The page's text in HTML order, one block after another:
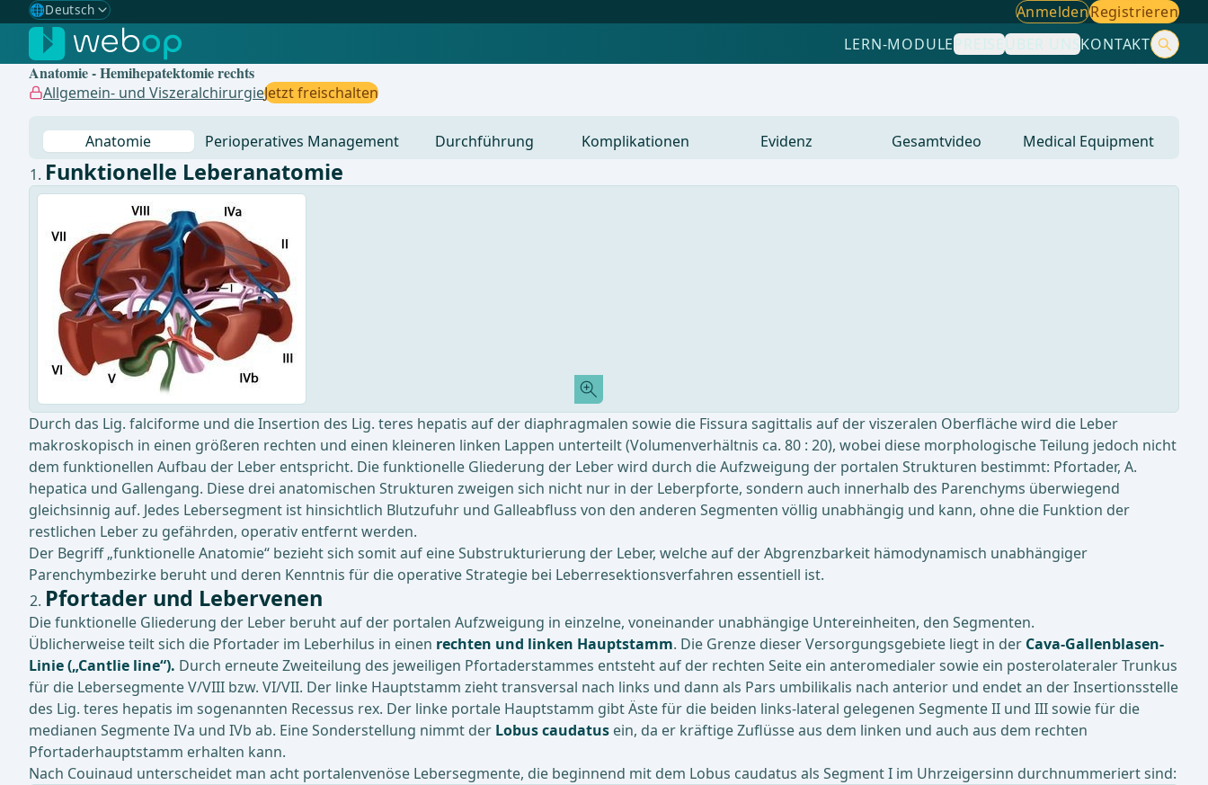
🌐Deutsch
Gewählte Sprache: Deutsch
🇩🇪 Deutsch ✓
🇬🇧English
Brasilianisch
AnmeldenRegistrieren
LERN-MODULEPREISEÜBER UNSKONTAKT
Anatomie - Hemihepatektomie rechts
Allgemein- und ViszeralchirurgieJetzt freischalten
Anatomie Perioperatives Management Durchführung Komplikationen Evidenz Gesamtvideo Medical Equipment
Funktionelle Leberanatomie
Durch das Lig. falciforme und die Insertion des Lig. teres hepatis auf der diaphragmalen sowie die Fissura sagittalis auf der viszeralen Oberfläche wird die Leber
makroskopisch in einen größeren rechten und einen kleineren linken Lappen unterteilt (Volumenverhältnis ca. 80 : 20), wobei diese morphologische Teilung jedoch nicht
dem funktionellen Aufbau der Leber entspricht. Die funktionelle Gliederung der Leber wird durch die Aufzweigung der portalen Strukturen bestimmt: Pfortader, A.
hepatica und Gallengang. Diese drei anatomischen Strukturen zweigen sich nicht nur in der Leberpforte, sondern auch innerhalb des Parenchyms überwiegend
gleichsinnig auf. Jedes Lebersegment ist hinsichtlich Blutzufuhr und Galleabfluss von den anderen Segmenten völlig unabhängig und kann, ohne die Funktion der
restlichen Leber zu gefährden, operativ entfernt werden.
Der Begriff „funktionelle Anatomie“ bezieht sich somit auf eine Substrukturierung der Leber, welche auf der Abgrenzbarkeit hämodynamisch unabhängiger
Parenchymbezirke beruht und deren Kenntnis für die operative Strategie bei Leberresektionsverfahren essentiell ist.
Pfortader und Lebervenen
Die funktionelle Gliederung der Leber beruht auf der portalen Aufzweigung in einzelne, voneinander unabhängige Untereinheiten, den Segmenten.
Üblicherweise teilt sich die Pfortader im Leberhilus in einen rechten und linken Hauptstamm. Die Grenze dieser Versorgungsgebiete liegt in der Cava-Gallenblasen-
Linie („Cantlie line“). Durch erneute Zweiteilung des jeweiligen Pfortaderstammes entsteht auf der rechten Seite ein anteromedialer sowie ein posterolateraler Trunkus
für die Lebersegmente V/VIII bzw. VI/VII. Der linke Hauptstamm zieht transversal nach links und dann als Pars umbilikalis nach anterior und endet an der Insertionsstelle
des Lig. teres hepatis im sogenannten Recessus rex. Der linke portale Hauptstamm gibt Äste für die beiden links-lateral gelegenen Segmente II und III sowie für die
medianen Segmente IVa und IVb ab. Eine Sonderstellung nimmt der Lobus caudatus ein, da er kräftige Zuflüsse aus dem linken und auch aus dem rechten
Pfortaderhauptstamm erhalten kann.
Nach Couinaud unterscheidet man acht portalenvenöse Lebersegmente, die beginnend mit dem Lobus caudatus als Segment I im Uhrzeigersinn durchnummeriert sind: